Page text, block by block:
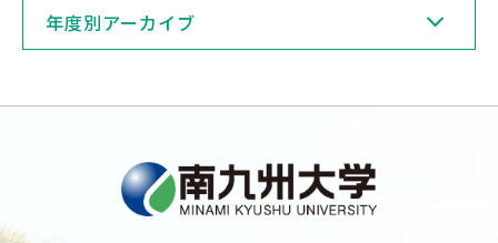
年度別アーカイブ